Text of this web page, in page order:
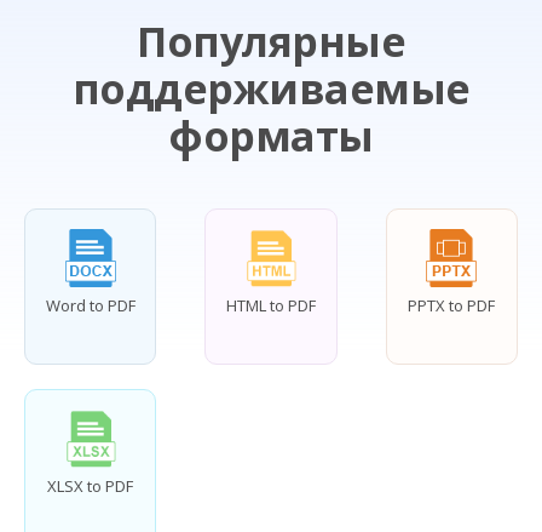
Популярные
поддерживаемые
форматы
Word to PDF HTML to PDF PPTX to PDF
XLSX to PDF